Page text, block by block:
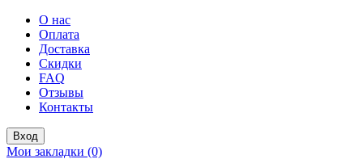
О нас
Оплата
Доставка
Скидки
FAQ
Отзывы
Контакты
Вход
Мои закладки (0)